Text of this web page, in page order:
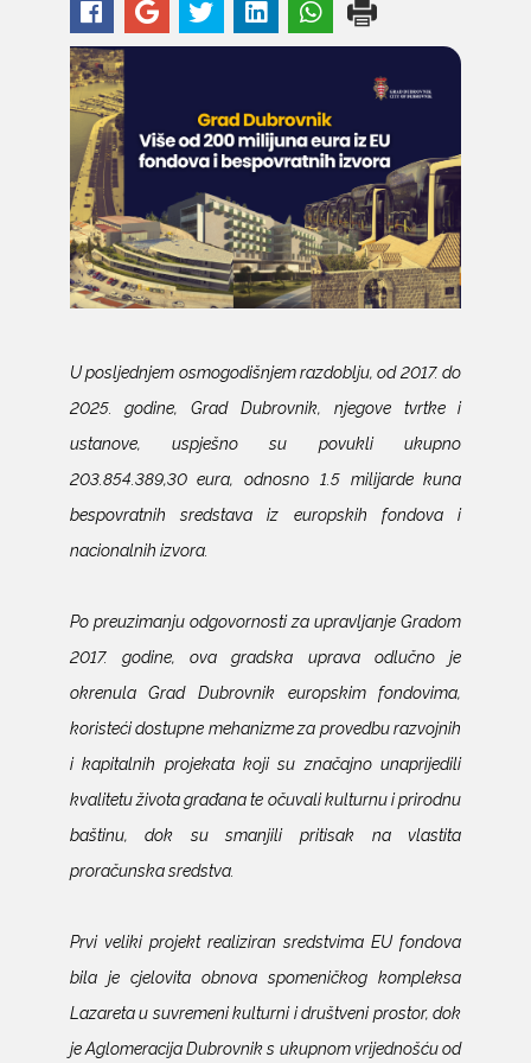
U posljednjem osmogodišnjem razdoblju, od 2017. do
2025. godine, Grad Dubrovnik, njegove tvrtke i
ustanove, uspješno su povukli ukupno
203.854.389,30 eura, odnosno 1.5 milijarde kuna
bespovratnih sredstava iz europskih fondova i
nacionalnih izvora.
Po preuzimanju odgovornosti za upravljanje Gradom
2017. godine, ova gradska uprava odlučno je
okrenula Grad Dubrovnik europskim fondovima,
koristeći dostupne mehanizme za provedbu razvojnih
i kapitalnih projekata koji su značajno unaprijedili
kvalitetu života građana te očuvali kulturnu i prirodnu
baštinu, dok su smanjili pritisak na vlastita
proračunska sredstva.
Prvi veliki projekt realiziran sredstvima EU fondova
bila je cjelovita obnova spomeničkog kompleksa
Lazareta u suvremeni kulturni i društveni prostor, dok
je Aglomeracija Dubrovnik s ukupnom vrijednošću od